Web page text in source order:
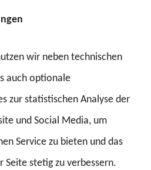
der
wir neben technischen
auch optionale
zur statistischen Analyse der
und Social Media, um
Service zu bieten und das
Seite stetig zu verbessern.